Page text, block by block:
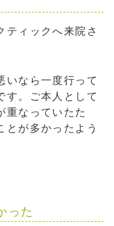
ティックへ来院さ
いなら一度行って
す。ご本人として
重なっていたた
とが多かったよう
った